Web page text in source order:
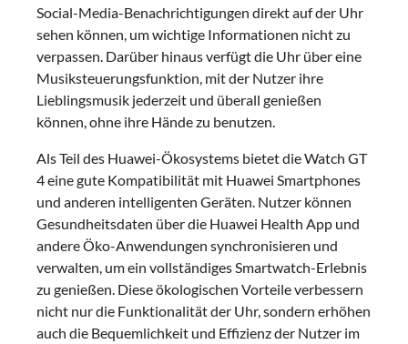
Social-Media-Benachrichtigungen direkt auf der Uhr
sehen können, um wichtige Informationen nicht zu
verpassen. Darüber hinaus verfügt die Uhr über eine
Musiksteuerungsfunktion, mit der Nutzer ihre
Lieblingsmusik jederzeit und überall genießen
können, ohne ihre Hände zu benutzen.
Als Teil des Huawei-Ökosystems bietet die Watch GT
4 eine gute Kompatibilität mit Huawei Smartphones
und anderen intelligenten Geräten. Nutzer können
Gesundheitsdaten über die Huawei Health App und
andere Öko-Anwendungen synchronisieren und
verwalten, um ein vollständiges Smartwatch-Erlebnis
zu genießen. Diese ökologischen Vorteile verbessern
nicht nur die Funktionalität der Uhr, sondern erhöhen
auch die Bequemlichkeit und Effizienz der Nutzer im